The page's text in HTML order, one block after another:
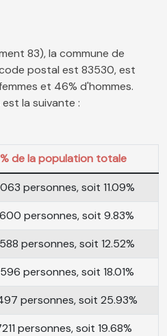
83), la commune de
postal est 83530, est
et 46% d'hommes.
la suivante :
% de la population totale
personnes, soit 11.09%
personnes, soit 9.83%
personnes, soit 12.52%
personnes, soit 18.01%
personnes, soit 25.93%
personnes, soit 19.68%